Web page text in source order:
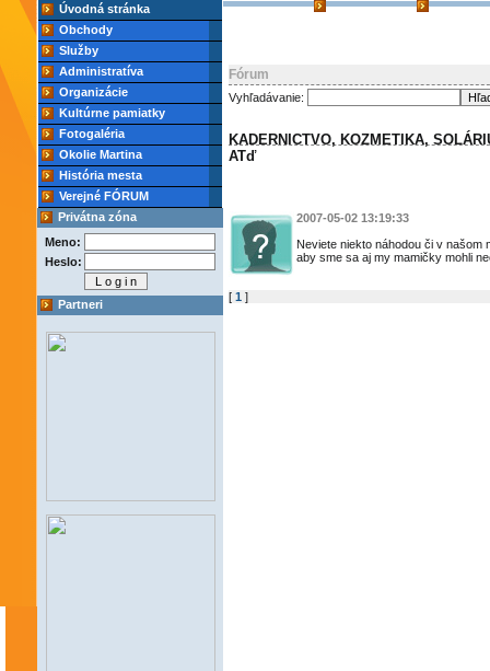
Úvodná stránka
Obchody
Služby
Administratíva
Organizácie
Kultúrne pamiatky
Fotogaléria
Okolie Martina
História mesta
Verejné FÓRUM
Privátna zóna
Meno:
Heslo:
Partneri
Fórum
Vyhľadávanie:
KADERNICTVO, KOZMETIKA,
ATď
2007-05-02 13:19:33
Neviete niekto náhodou či v
aby sme sa aj my mamičky mohli
[ 1 ]